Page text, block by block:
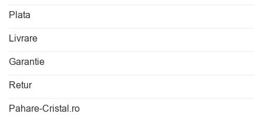
Plata
Livrare
Garantie
Retur
Pahare-Cristal.ro